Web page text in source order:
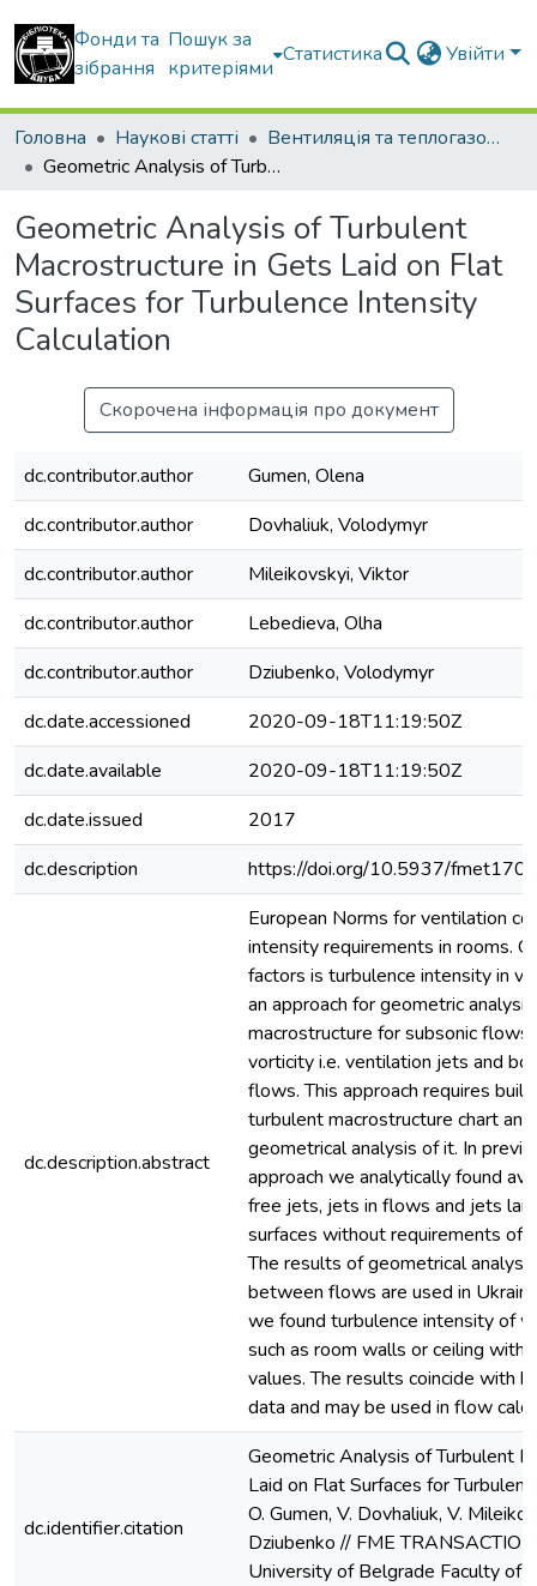
Фонди та
зібрання
Пошук за
критеріями
Статистика Увійти
Головна Наукові статті
Вентиляція та теплогазопостачання
Geometric Analysis of Turbulent Macrostructure in Gets Laid on Flat Surfaces for Turbulence Intensity Calculation
Geometric Analysis of Turbulent
Macrostructure in Gets Laid on Flat
Surfaces for Turbulence Intensity
Calculation
Скорочена інформація про документ
dc.contributor.author
Gumen, Olena
dc.contributor.author
Dovhaliuk, Volodymyr
dc.contributor.author
Mileikovskyi, Viktor
dc.contributor.author
Lebedieva, Olha
dc.contributor.author
Dziubenko, Volodymyr
dc.date.accessioned
2020-09-18T11:19:50Z
dc.date.available
2020-09-18T11:19:50Z
dc.date.issued
2017
dc.description
https://doi.org/10.5937/
dc.description.abstract
European Norms for ventilation
intensity requirements in rooms.
factors is turbulence intensity in
an approach for geometric
macrostructure for subsonic
vorticity i.e. ventilation jets and
flows. This approach requires
turbulent macrostructure chart
geometrical analysis of it. In
approach we analytically found
free jets, jets in flows and jets
surfaces without requirements of
The results of geometrical
between flows are used in
we found turbulence intensity of
such as room walls or ceiling
values. The results coincide with
data and may be used in flow
dc.identifier.citation
Geometric Analysis of Turbulent
Laid on Flat Surfaces for
O. Gumen, V. Dovhaliuk, V.
Dziubenko // FME
University of Belgrade Faculty of